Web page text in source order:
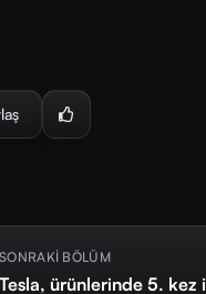
SONRAKİ BÖLÜM
Tesla, ürünlerinde 5.